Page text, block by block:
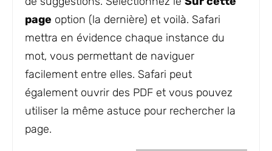
page option (la dernière) et voilà. Safari
mettra en évidence chaque instance du
mot, vous permettant de naviguer
facilement entre elles. Safari peut
également ouvrir des PDF et vous pouvez
utiliser la même astuce pour rechercher la
page.